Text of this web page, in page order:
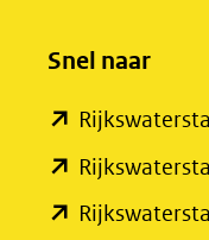
naar
een
andere
Snel naar